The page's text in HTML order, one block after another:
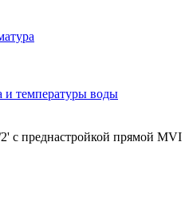
и температуры воды
с преднастройкой прямой MVI